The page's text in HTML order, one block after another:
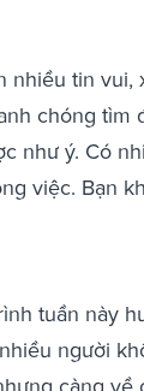
tin
chóng tìm
như ý. Có
việc. Bạn
tuần này
người
càng về